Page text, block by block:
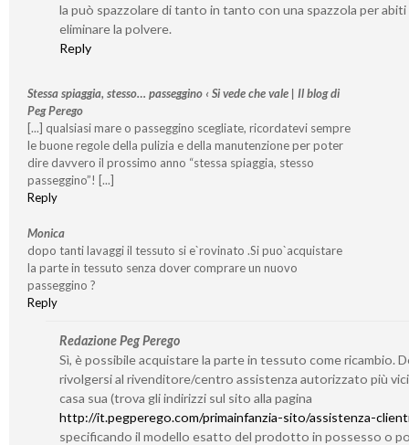
la può spazzolare di tanto in tanto con una spazzola per abiti
eliminare la polvere.
Reply
Stessa spiaggia, stesso… passeggino ‹ Si vede che vale | Il blog di
Peg Perego
[...] qualsiasi mare o passeggino scegliate, ricordatevi sempre
le buone regole della pulizia e della manutenzione per poter
dire davvero il prossimo anno “stessa spiaggia, stesso
passeggino”! [...]
Reply
Monica
dopo tanti lavaggi il tessuto si e`rovinato .Si puo`acquistare
la parte in tessuto senza dover comprare un nuovo
passeggino ?
Reply
Redazione Peg Perego
Sì, è possibile acquistare la parte in tessuto come ricambio.
rivolgersi al rivenditore/centro assistenza autorizzato più
casa sua (trova gli indirizzi sul sito alla pagina
http://it.pegperego.com/primainfanzia-sito/assistenza-
specificando il modello esatto del prodotto in possesso o